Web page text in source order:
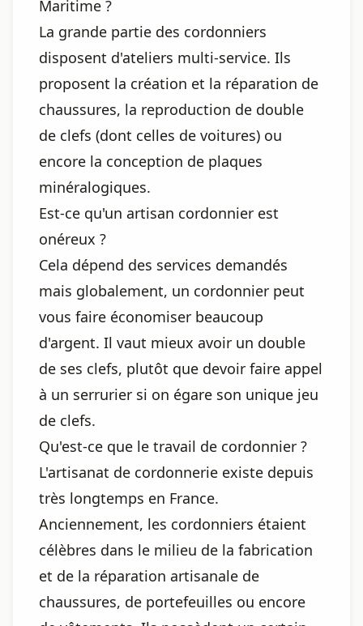
Maritime ?
La grande partie des cordonniers
disposent d'ateliers multi-service. Ils
proposent la création et la réparation de
chaussures, la reproduction de double
de clefs (dont celles de voitures) ou
encore la conception de plaques
minéralogiques.
Est-ce qu'un artisan cordonnier est
onéreux ?
Cela dépend des services demandés
mais globalement, un cordonnier peut
vous faire économiser beaucoup
d'argent. Il vaut mieux avoir un double
de ses clefs, plutôt que devoir faire appel
à un serrurier si on égare son unique jeu
de clefs.
Qu'est-ce que le travail de cordonnier ?
L'artisanat de cordonnerie existe depuis
très longtemps en France.
Anciennement, les cordonniers étaient
célèbres dans le milieu de la fabrication
et de la réparation artisanale de
chaussures, de portefeuilles ou encore